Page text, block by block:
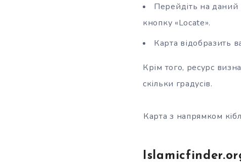
Перейдіть на даний
кнопку «Locate».
Карта відобразить
Крім того, ресурс
скільки градусів.
Карта з напрямком